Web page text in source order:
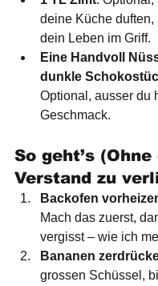
deine Küche duften,
dein Leben im Griff.
Eine Handvoll
dunkle
Optional, ausser du
Geschmack.
So geht’s (Ohne
Verstand zu
Backofen
Mach das zuerst,
vergisst – wie ich
Bananen
grossen Schüssel,